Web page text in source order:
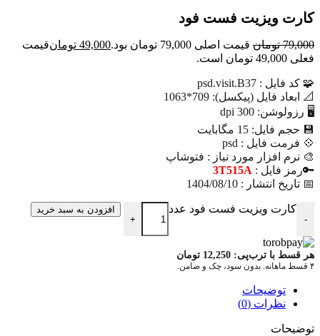
کارت ویزیت فست فود
79,000 تومان قیمت اصلی 79,000 تومان بود. 49,000 تومانقیمت
فعلی 49,000 تومان است.
🧩 کد فايل : psd.visit.B37
📐 ابعاد فايل (پيکسل): 709*1063
🖥 رزولوشن: 300 dpi
💾 حجم فايل: 15 مگابایت
💠 فرمت فایل : psd
🎨 نرم افزار مورد نياز : فتوشاپ
🔑رمز فایل : 3T515A
📅 تاریخ انتشار : 1404/08/10
-
کارت ویزیت فست فود عدد
+
افزودن به سبد خرید
هر قسط با ترب‌پی: 12,250 تومان
۴ قسط ماهانه. بدون سود، چک و ضامن.
توضیحات
نظرات (0)
توضیحات